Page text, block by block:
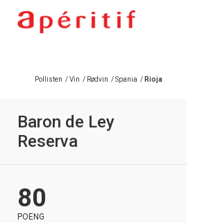
Pollisten /Vin / Rødvin /Spania / Rioja
Baron de Ley
Reserva
80
POENG